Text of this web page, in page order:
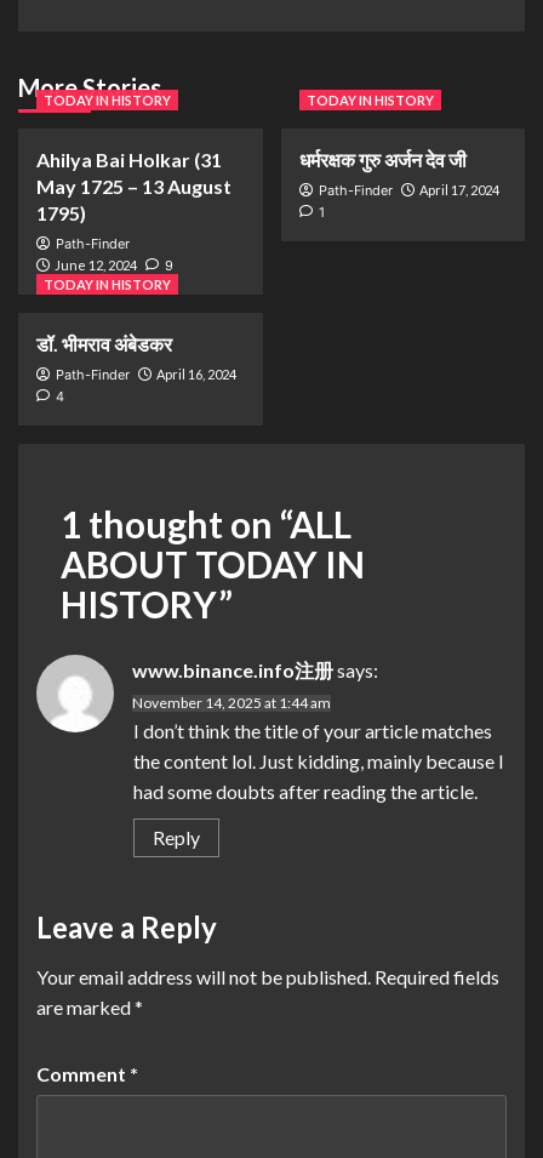
More Stories
TODAY IN HISTORY
Ahilya Bai Holkar (31
May 1725 – 13 August
1795)
Path-Finder
June 12, 2024 9
TODAY IN HISTORY
धर्मरक्षक गुरु अर्जन देव जी
Path-Finder April 17, 2024
1
TODAY IN HISTORY
डॉ. भीमराव अंबेडकर
Path-Finder April 16, 2024
4
1 thought on “ALL
ABOUT TODAY IN
HISTORY”
www.binance.info注册says:
November 14, 2025 at 1:44 am
I don’t think the title of your article matches
the content lol. Just kidding, mainly because I
had some doubts after reading the article.
Reply
Leave a Reply
Your email address will not be published. Required fields
are marked*
Comment *